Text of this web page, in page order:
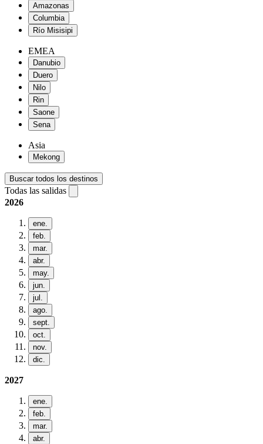
Amazonas
Columbia
Río Misisipi
EMEA
Danubio
Duero
Nilo
Rin
Saone
Sena
Asia
Mekong
Buscar todos los destinos
Todas las salidas
2026
ene.
feb.
mar.
abr.
may.
jun.
jul.
ago.
sept.
oct.
nov.
dic.
2027
ene.
feb.
mar.
abr.